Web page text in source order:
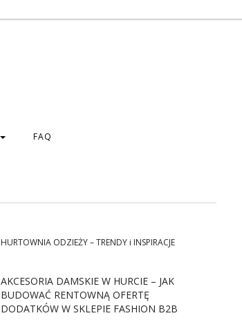
FAQ
HURTOWNIA ODZIEŻY – TRENDY i INSPIRACJE
AKCESORIA DAMSKIE W HURCIE – JAK
BUDOWAĆ RENTOWNĄ OFERTĘ
DODATKÓW W SKLEPIE FASHION B2B